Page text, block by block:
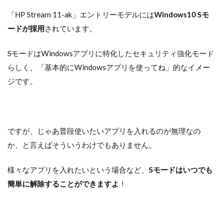
「HP Stream 11-ak」エントリーモデルにはWindows10 Sモ
ードが採用されています。
SモードはWindowsアプリに特化したセキュリティ強化モード
らしく、「基本的にWindowsアプリを使ってね」的なイメー
ジです。
ですが、じゃあ普段使いたいアプリを入れるのが無理なの
か、と言えばそういうわけでもありません。
様々なアプリを入れたいという場合など、 Sモードはいつでも
簡単に解除することができますよ ！